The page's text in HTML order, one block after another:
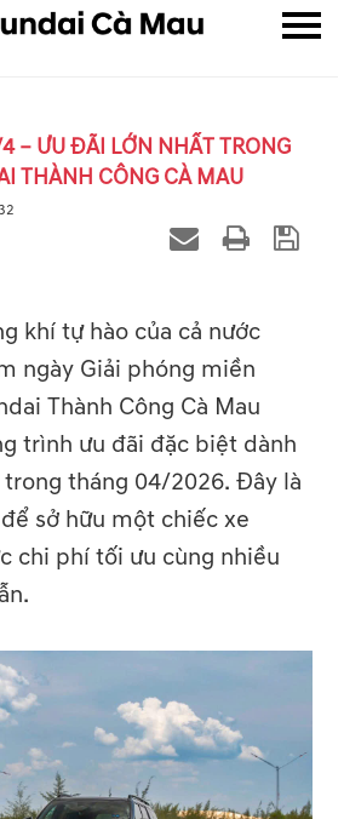
– ƯU ĐÃI LỚN NHẤT TRONG
THÀNH CÔNG CÀ MAU
khí tự hào của cả nước
ngày Giải phóng miền
Thành Công Cà Mau
trình ưu đãi đặc biệt dành
trong tháng 04/2026. Đây là
sở hữu một chiếc xe
chi phí tối ưu cùng nhiều